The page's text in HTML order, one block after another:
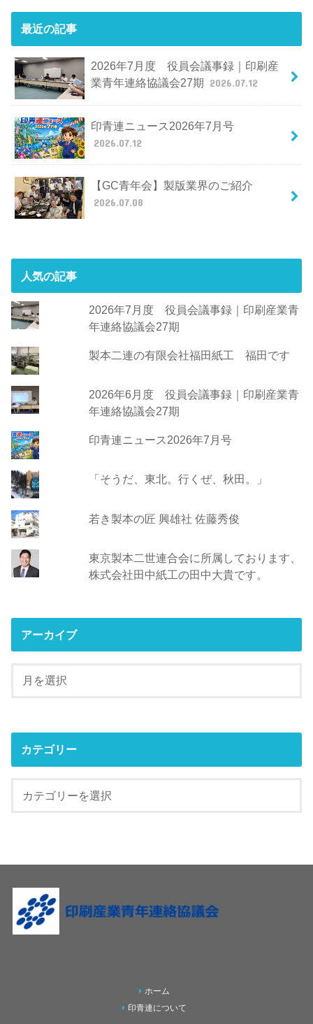
最近の記事
2026年7月度 役員会議事録｜印刷産
業青年連絡協議会27期 2026.07.12
印青連ニュース2026年7月号
2026.07.12
【GC青年会】製版業界のご紹介
2026.07.08
人気の記事
2026年7月度 役員会議事録｜印刷産業青
年連絡協議会27期
製本二連の有限会社福田紙工 福田です
2026年6月度 役員会議事録｜印刷産業青
年連絡協議会27期
印青連ニュース2026年7月号
「そうだ、東北。行くぜ、秋田。」
若き製本の匠 興雄社 佐藤秀俊
東京製本二世連合会に所属しております、
株式会社田中紙工の田中大貴です。
アーカイブ
カテゴリー
ホーム
印青連について